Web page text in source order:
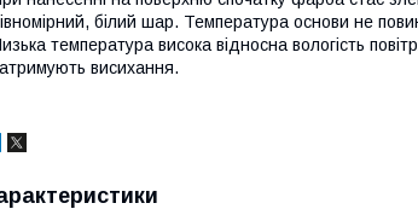
білий шар. Температура основи не
температура висока відносна вологість
висихання.